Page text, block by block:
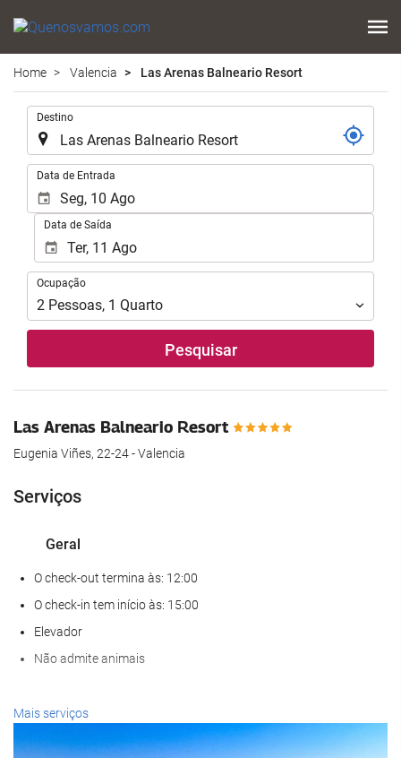
Home Valencia Las Arenas Balneario Resort
Destino
Data de Entrada
Data de Saída
Ocupação
Ocupação
2 Pessoas, 1 Quarto
Pesquisar
Las Arenas Balneario Resort
Eugenia Viñes, 22-24 - Valencia
Serviços
Geral
O check-out termina às: 12:00
O check-in tem início às: 15:00
Elevador
Não admite animais
Bem-estar
Spa
Mais serviços